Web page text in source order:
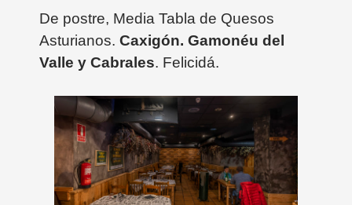
De postre, Media Tabla de Quesos
Asturianos. Caxigón. Gamonéu del
Valle y Cabrales. Felicidá.